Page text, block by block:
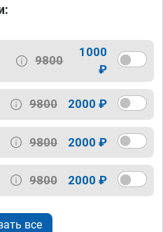
9800
1000
₽
9800 2000 ₽
9800 2000 ₽
9800 2000 ₽
все